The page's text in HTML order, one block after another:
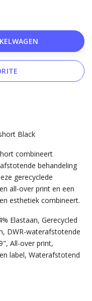
Black
combineert
behandeling
gerecyclede
all-over print en een
esthetiek combineert.
Elastaan, Gerecycled
DWR-waterafstotende
All-over print,
label, Waterafstotend